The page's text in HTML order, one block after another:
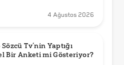
4 Ağustos 2026
Tv’nin Yaptığı
Bir Anketi mi Gösteriyor?